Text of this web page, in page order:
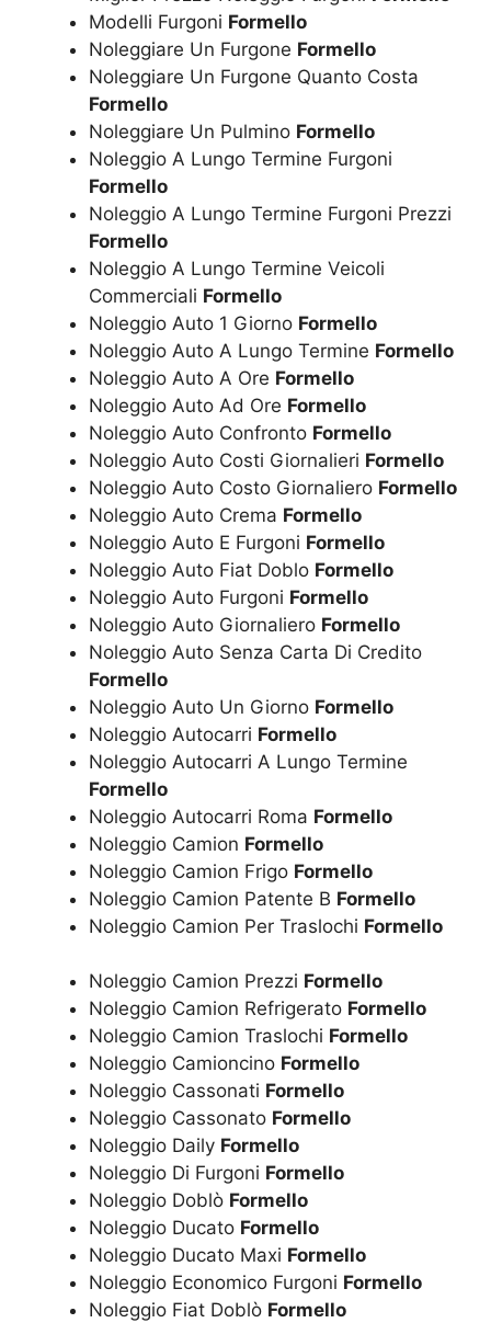
Modelli Furgoni Formello
Noleggiare Un Furgone Formello
Noleggiare Un Furgone Quanto Costa
Formello
Noleggiare Un Pulmino Formello
Noleggio A Lungo Termine Furgoni
Formello
Noleggio A Lungo Termine Furgoni Prezzi
Formello
Noleggio A Lungo Termine Veicoli
Commerciali Formello
Noleggio Auto 1 Giorno Formello
Noleggio Auto A Lungo Termine Formello
Noleggio Auto A Ore Formello
Noleggio Auto Ad Ore Formello
Noleggio Auto Confronto Formello
Noleggio Auto Costi Giornalieri Formello
Noleggio Auto Costo Giornaliero Formello
Noleggio Auto Crema Formello
Noleggio Auto E Furgoni Formello
Noleggio Auto Fiat Doblo Formello
Noleggio Auto Furgoni Formello
Noleggio Auto Giornaliero Formello
Noleggio Auto Senza Carta Di Credito
Formello
Noleggio Auto Un Giorno Formello
Noleggio Autocarri Formello
Noleggio Autocarri A Lungo Termine
Formello
Noleggio Autocarri Roma Formello
Noleggio Camion Formello
Noleggio Camion Frigo Formello
Noleggio Camion Patente B Formello
Noleggio Camion Per Traslochi Formello
Noleggio Camion Prezzi Formello
Noleggio Camion Refrigerato Formello
Noleggio Camion Traslochi Formello
Noleggio Camioncino Formello
Noleggio Cassonati Formello
Noleggio Cassonato Formello
Noleggio Daily Formello
Noleggio Di Furgoni Formello
Noleggio Doblò Formello
Noleggio Ducato Formello
Noleggio Ducato Maxi Formello
Noleggio Economico Furgoni Formello
Noleggio Fiat Doblò Formello